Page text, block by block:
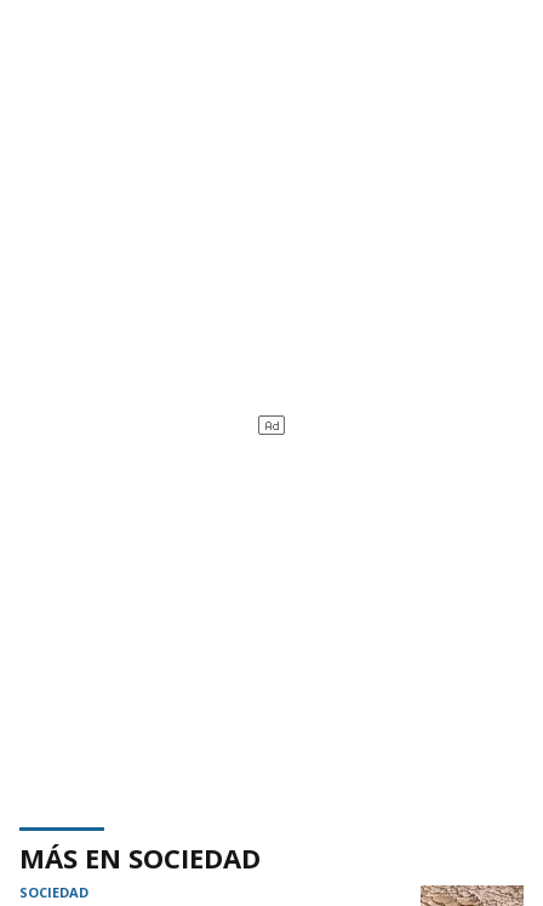
MÁS EN SOCIEDAD
SOCIEDAD